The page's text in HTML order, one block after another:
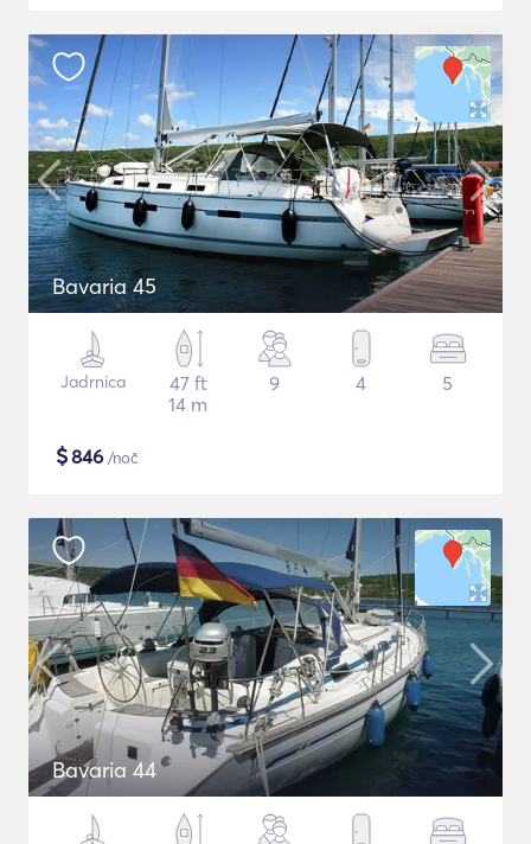
Bavaria 45
Jadrnica
47 ft
14 m
9 4 5
$846 /noč
Bavaria 44